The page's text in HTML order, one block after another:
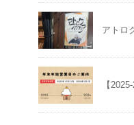
アトロ
【